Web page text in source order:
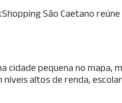
São Caetano reúne
cidade pequena no mapa,
altos de renda,